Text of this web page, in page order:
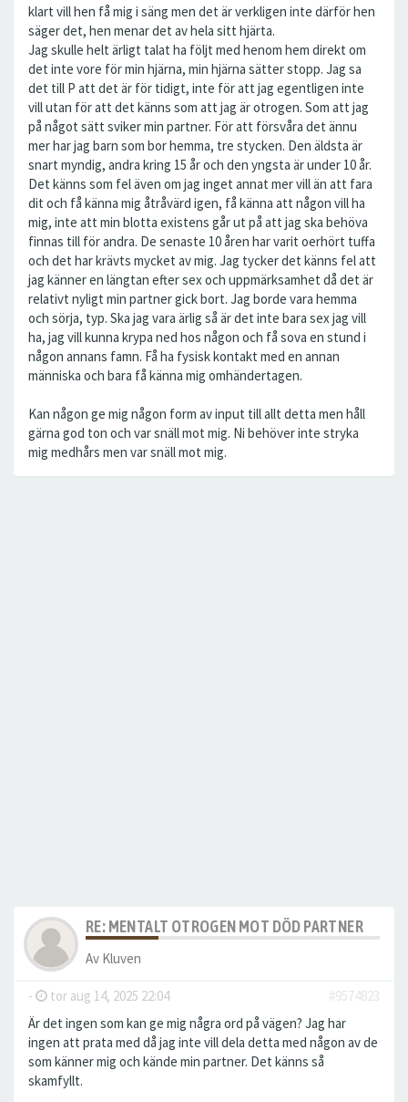
klart vill hen få mig i säng men det är verkligen inte därför hen
säger det, hen menar det av hela sitt hjärta.
Jag skulle helt ärligt talat ha följt med henom hem direkt om
det inte vore för min hjärna, min hjärna sätter stopp. Jag sa
det till P att det är för tidigt, inte för att jag egentligen inte
vill utan för att det känns som att jag är otrogen. Som att jag
på något sätt sviker min partner. För att försvåra det ännu
mer har jag barn som bor hemma, tre stycken. Den äldsta är
snart myndig, andra kring 15 år och den yngsta är under 10 år.
Det känns som fel även om jag inget annat mer vill än att fara
dit och få känna mig åtråvärd igen, få känna att någon vill ha
mig, inte att min blotta existens går ut på att jag ska behöva
finnas till för andra. De senaste 10 åren har varit oerhört tuffa
och det har krävts mycket av mig. Jag tycker det känns fel att
jag känner en längtan efter sex och uppmärksamhet då det är
relativt nyligt min partner gick bort. Jag borde vara hemma
och sörja, typ. Ska jag vara ärlig så är det inte bara sex jag vill
ha, jag vill kunna krypa ned hos någon och få sova en stund i
någon annans famn. Få ha fysisk kontakt med en annan
människa och bara få känna mig omhändertagen.
Kan någon ge mig någon form av input till allt detta men håll
gärna god ton och var snäll mot mig. Ni behöver inte stryka
mig medhårs men var snäll mot mig.
RE: MENTALT OTROGEN MOT DÖD PARTNER
Av Kluven
- tor aug 14, 2025 22:04
#9574823
Är det ingen som kan ge mig några ord på vägen? Jag har
ingen att prata med då jag inte vill dela detta med någon av de
som känner mig och kände min partner. Det känns så
skamfyllt.